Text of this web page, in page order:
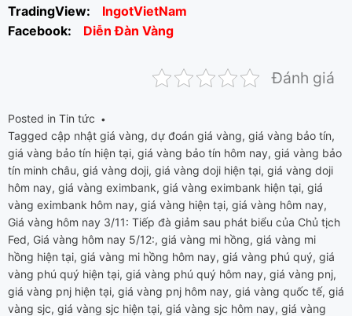
TradingView:
IngotVietNam
Facebook:
Diễn Đàn Vàng
Đánh giá
Posted in Tin tức
Tagged cập nhật giá vàng, dự đoán giá vàng, giá vàng bảo tín,
giá vàng bảo tín hiện tại, giá vàng bảo tín hôm nay, giá vàng bảo
tín minh châu, giá vàng doji, giá vàng doji hiện tại, giá vàng doji
hôm nay, giá vàng eximbank, giá vàng eximbank hiện tại, giá
vàng eximbank hôm nay, giá vàng hiện tại, giá vàng hôm nay,
Giá vàng hôm nay 3/11: Tiếp đà giảm sau phát biểu của Chủ tịch
Fed, Giá vàng hôm nay 5/12:, giá vàng mi hồng, giá vàng mi
hồng hiện tại, giá vàng mi hồng hôm nay, giá vàng phú quý, giá
vàng phú quý hiện tại, giá vàng phú quý hôm nay, giá vàng pnj,
giá vàng pnj hiện tại, giá vàng pnj hôm nay, giá vàng quốc tế, giá
vàng sjc, giá vàng sjc hiện tại, giá vàng sjc hôm nay, giá vàng